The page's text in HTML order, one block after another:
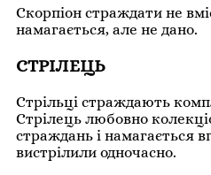
Скорпіон страждати не
намагається, але не дано.
СТРІЛЕЦЬ
Стрільці страждають
Стрілець любовно
страждань і намагається
вистрілили одночасно.